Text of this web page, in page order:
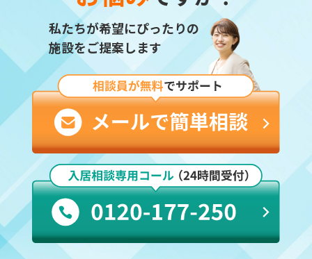
私たちが希望にぴったりの
施設をご提案します